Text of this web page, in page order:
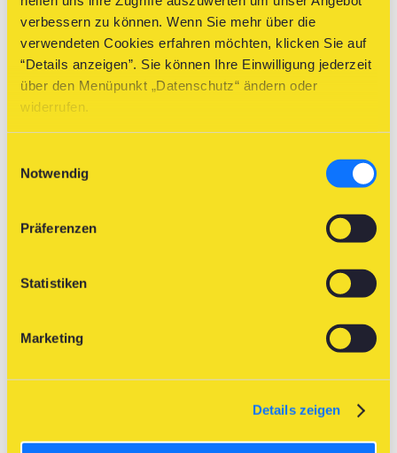
verbessern zu können. Wenn Sie mehr über die
verwendeten Cookies erfahren möchten, klicken Sie auf
“Details anzeigen”. Sie können Ihre Einwilligung jederzeit
über den Menüpunkt „Datenschutz“ ändern oder
widerrufen.
Notwendig
Präferenzen
Statistiken
Marketing
Details zeigen
oder 2025, können Sie unsere Fischerkartenabfrage
schriftlich über unser Kontaktformular bekannt zu geben. Bei
weiteren Fragen steht Ihnen das Team des NÖ
Alles über unsere Fischerkurse 2026!